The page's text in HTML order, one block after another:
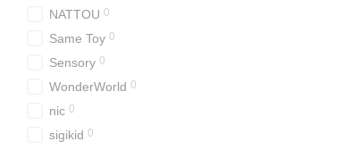
NATTOU 0
Same Toy 0
Sensory 0
WonderWorld 0
nic 0
sigikid 0